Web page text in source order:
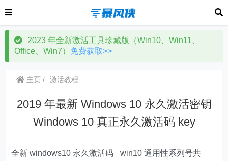
2023 年全新激活工具珍藏版（Win10、Win11、
Office、Win7） 免费获取>>
主页 激活教程
2019 年最新 Windows 10 永久激活密钥
Windows 10 真正永久激活码 key
全新 windows10 永久激活码 _win10 通用性系列号共